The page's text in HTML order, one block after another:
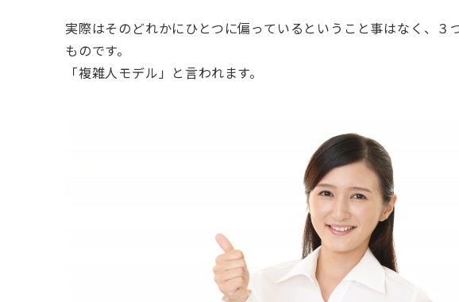
実際はそのどれかにひとつに偏っているということ事はなく、３
ものです。
「複雑人モデル」と言われます。